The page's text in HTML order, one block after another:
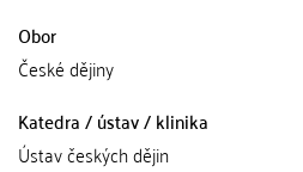
Obor
České dějiny
Katedra / ústav / klinika
Ústav českých dějin